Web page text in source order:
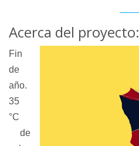
Acerca del proyecto:
Fin
de
año.
35
°C
de